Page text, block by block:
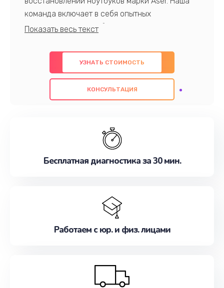
команда включает в себя опытных
профессионалов с обширными знаниями и
предлагаем быстрый и качественный ремонт с
использованием оригинальных компонентов, а
также гарантируем качество всех
проведенных работ. Наша цель - предоставить
наилучшим образом. Не медлите записаться на
УЗНАТЬ СТОИМОСТЬ
КОНСУЛЬТАЦИЯ
Бесплатная диагностика за 30 мин.
Работаем с юр. и физ. лицами